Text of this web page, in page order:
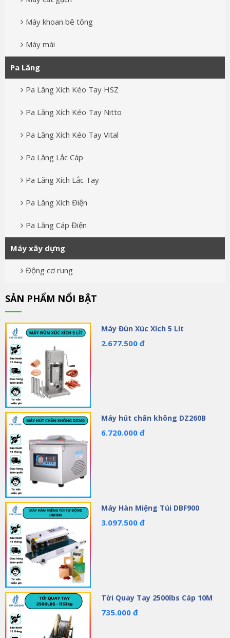
Máy khoan bê tông
Máy mài
Pa Lăng
Pa Lăng Xích Kéo Tay HSZ
Pa Lăng Xích Kéo Tay Nitto
Pa Lăng Xích Kéo Tay Vital
Pa Lăng Lắc Cáp
Pa Lăng Xích Lắc Tay
Pa Lăng Xích Điện
Pa Lăng Cáp Điện
Máy xây dựng
Động cơ rung
SẢN PHẨM NỔI BẬT
Máy Đùn Xúc Xích 5 Lít
2.677.500 đ
Máy hút chân không DZ260B
6.720.000 đ
Máy Hàn Miệng Túi DBF900
3.097.500 đ
Tời Quay Tay 2500lbs Cáp 10M
735.000 đ